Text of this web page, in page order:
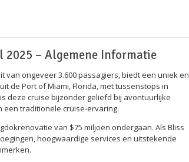
2025 – Algemene Informatie
van ongeveer 3.600 passagiers, biedt een uniek en
de Port of Miami, Florida, met tussenstops in
deze cruise bijzonder geliefd bij avontuurlijke
een traditionele cruise-ervaring.
van $75 miljoen ondergaan. Als Bliss
hoogwaardige services en uitstekende